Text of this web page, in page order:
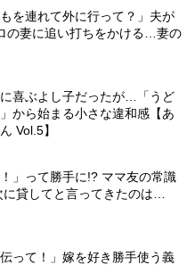
を連れて外に行って？」夫が
の妻に追い打ちをかける…妻の
喜ぶよし子だったが…「うど
から始まる小さな違和感【あ
Vol.5】
」って勝手に!? ママ友の常識
貸してと言ってきたのは…
って！」嫁を好き勝手使う義